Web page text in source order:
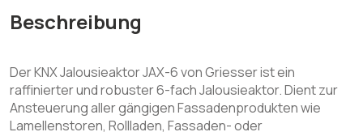
Beschreibung
Der KNX Jalousieaktor JAX-6 von Griesser ist ein
raffinierter und robuster 6-fach Jalousieaktor. Dient zur
Ansteuerung aller gängigen Fassadenprodukten wie
Lamellenstoren, Rollladen, Fassaden- oder